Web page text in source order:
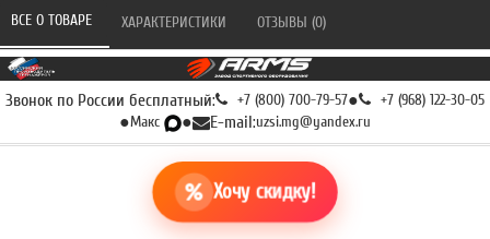
Звонок по России бесплатный: +7 (800) 700-79-57● +7 (968) 122-30-05
●Макс ● E-mail:uzsi.mg@yandex.ru
Хочу скидку!
ВСЕ О ТОВАРЕ ХАРАКТЕРИСТИКИ ОТЗЫВЫ (0)